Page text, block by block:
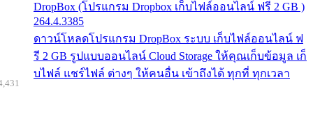
DropBox (โปรแกรม Dropbox เก็บไฟล์ออนไลน์ ฟรี 2 GB )
264.4.3385
ดาวน์โหลดโปรแกรม DropBox ระบบ เก็บไฟล์ออนไลน์ ฟ
รี 2 GB รูปแบบออนไลน์ Cloud Storage ให้คุณเก็บข้อมูล เก็
บไฟล์ แชร์ไฟล์ ต่างๆ ให้คนอื่น เข้าถึงได้ ทุกที่ ทุกเวลา